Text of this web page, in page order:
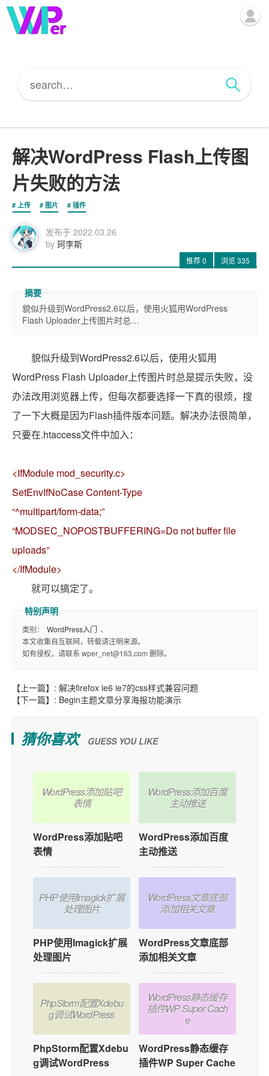
解决WordPress Flash上传图
片失败的方法
上传 图片 插件
发布于 2022.03.26
by 珂李斯
推荐0 浏览335
貌似升级到WordPress2.6以后，使用火狐用WordPress
Flash Uploader上传图片时总…
貌似升级到WordPress2.6以后，使用火狐用
WordPress Flash Uploader上传图片时总是提示失败，没
办法改用浏览器上传，但每次都要选择一下真的很烦，搜
了一下大概是因为Flash插件版本问题。解决办法很简单，
只要在.htaccess文件中加入：
<IfModule mod_security.c>
SetEnvIfNoCase Content-Type
“^multipart/form-data;”
“MODSEC_NOPOSTBUFFERING=Do not buffer file
uploads”
</IfModule>
就可以搞定了。
类别： WordPress入门 、
本文收集自互联网，转载请注明来源。
如有侵权，请联系 wper_net@163.com 删除。
【上一篇】: 解决firefox ie6 ie7的css样式兼容问题
【下一篇】: Begin主题文章分享海报功能演示
猜你喜欢 GUESS YOU LIKE
WordPress添加贴吧
表情
WordPress添加贴吧
表情
PHP使用Imagick扩展
处理图片
PHP使用Imagick扩展
处理图片
PhpStorm配置Xdebu
g调试WordPress
PhpStorm配置Xdebu
g调试WordPress
WordPress添加百度
主动推送
WordPress添加百度
主动推送
WordPress文章底部
添加相关文章
WordPress文章底部
添加相关文章
WordPress静态缓存
插件WP Super Cach
e
WordPress静态缓存
插件WP Super Cache